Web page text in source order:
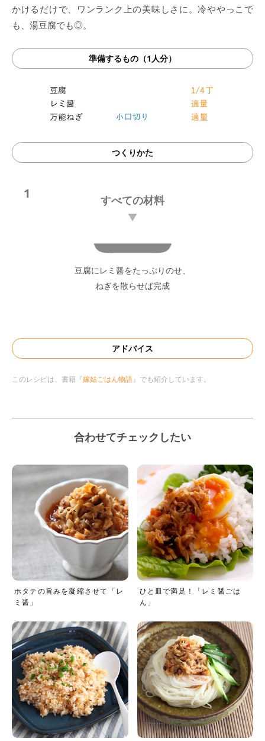
かけるだけで、ワンランク上の美味しさに。冷ややっこで
も、湯豆腐でも◎。
準備するもの（1人分）
つくりかた
1 すべての材料
豆腐にレミ醤をたっぷりのせ、
ねぎを散らせば完成
アドバイス
このレシピは、書籍『嫁姑ごはん物語』でも紹介しています。
合わせてチェックしたい
ホタテの旨みを凝縮させて「レ
ミ醤」
ひと皿で満足！「レミ醤ごは
ん」